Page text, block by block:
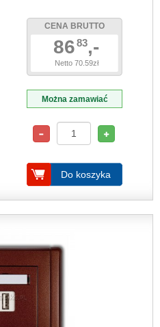
CENA BRUTTO
8683,-
Netto 70.59zł
Można zamawiać
Do koszyka